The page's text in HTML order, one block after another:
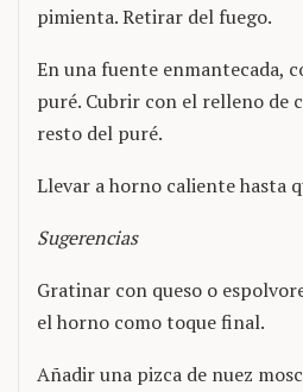
pimienta. Retirar del fuego.
En una fuente enmantecada,
puré. Cubrir con el relleno de
resto del puré.
Llevar a horno caliente hasta
Sugerencias
Gratinar con queso o
el horno como toque final.
Añadir una pizca de nuez